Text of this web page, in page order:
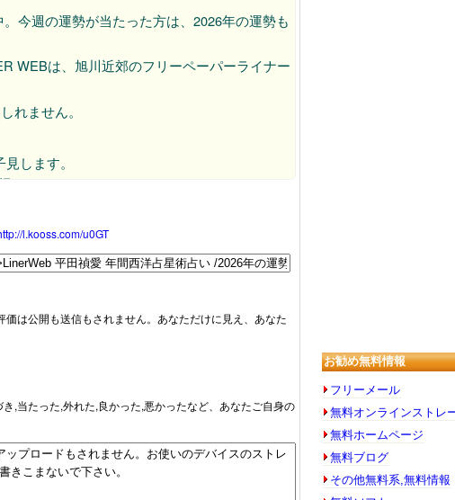
今週の運勢が当たった方は、2026年の運勢も
WEBは、旭川近郊のフリーペーパーライナー
れません。
します。
、
思われます。
l.kooss.com/u0GT
価は公開も送信もされません。あなただけに見え、あなた
,当たった,外れた,良かった,悪かったなど、あなたご自身の
お勧め無料情報
フリーメール
無料オンラインストレ
無料ホームページ
無料ブログ
その他無料系,無料情報